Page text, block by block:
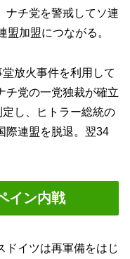
ナチ党を警戒してソ連
加盟につながる。
放火事件を利用して
チ党の一党独裁が確立
し、ヒトラー総統の
際連盟を脱退。翌34
イン内戦
イツは再軍備をはじ